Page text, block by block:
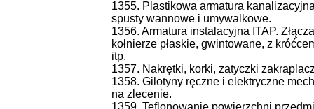
1355. Plastikowa armatura
spusty wannowe i umywalkowe.
1356. Armatura instalacyjna ITAP.
kołnierze płaskie, gwintowane, z
itp.
1357. Nakrętki, korki, zatyczki
1358. Gilotyny ręczne i elektryczne
na zlecenie.
1359. Teflonowanie powierzchni